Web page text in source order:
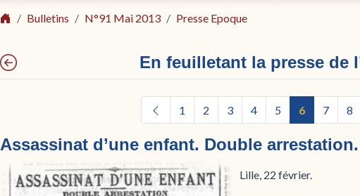
Bulletins N°91 Mai 2013 Presse Epoque
En feuilletant la presse de
1 2 3 4 5 6 7 8
Assassinat d’une enfant. Double arrestation.
Lille, 22 février.